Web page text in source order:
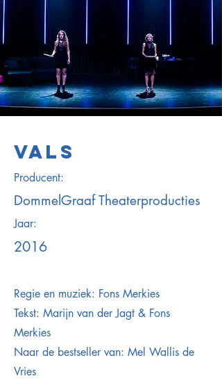
VALS
Producent:
DommelGraaf Theaterproducties
Jaar:
2016
Regie en muziek: Fons Merkies
Tekst: Marijn van der Jagt & Fons
Merkies
Naar de bestseller van: Mel Wallis de
Vries